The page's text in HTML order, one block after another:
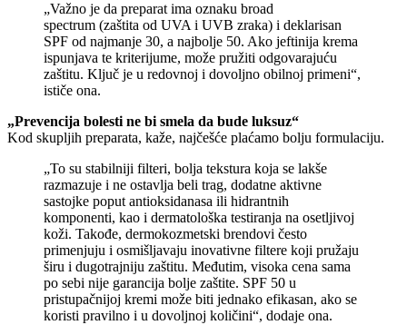
„Važno je da preparat ima oznaku broad
spectrum (zaštita od UVA i UVB zraka) i deklarisan
SPF od najmanje 30, a najbolje 50. Ako jeftinija krema
ispunjava te kriterijume, može pružiti odgovarajuću
zaštitu. Ključ je u redovnoj i dovoljno obilnoj primeni“,
ističe ona.
„Prevencija bolesti ne bi smela da bude luksuz“
Kod skupljih preparata, kaže, najčešće plaćamo bolju formulaciju.
„To su stabilniji filteri, bolja tekstura koja se lakše
razmazuje i ne ostavlja beli trag, dodatne aktivne
sastojke poput antioksidanasa ili hidrantnih
komponenti, kao i dermatološka testiranja na osetljivoj
koži. Takođe, dermokozmetski brendovi često
primenjuju i osmišljavaju inovativne filtere koji pružaju
širu i dugotrajniju zaštitu. Međutim, visoka cena sama
po sebi nije garancija bolje zaštite. SPF 50 u
pristupačnijoj kremi može biti jednako efikasan, ako se
koristi pravilno i u dovoljnoj količini“, dodaje ona.